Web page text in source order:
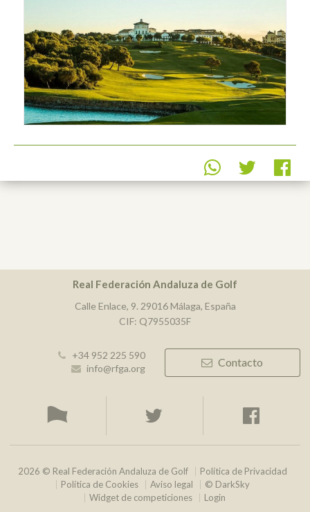
Real Federación Andaluza de Golf
Calle Enlace, 9. 29016 Málaga, España
CIF: Q7955035F
+34 952 225 590
info@rfga.org
Contacto
2026 © Real Federación Andaluza de Golf
Política de Privacidad
Política de Cookies
Aviso legal
© DarkSky
Widget de competiciones
Login